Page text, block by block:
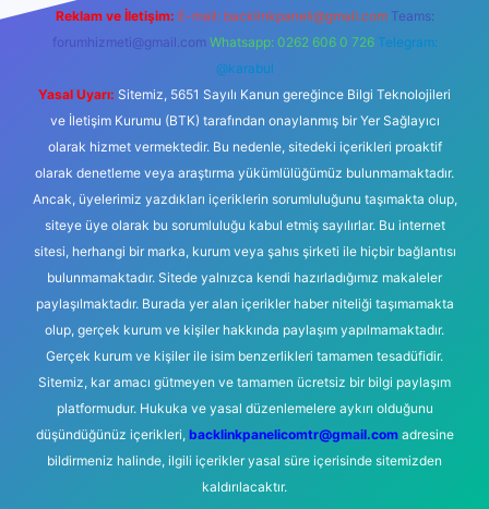
Reklam ve İletişim: E-mail: backlinkpaneli@gmail.com Teams:
forumhizmeti@gmail.com Whatsapp: 0262 606 0 726 Telegram:
@karabul
Yasal Uyarı: Sitemiz, 5651 Sayılı Kanun gereğince Bilgi Teknolojileri
ve İletişim Kurumu (BTK) tarafından onaylanmış bir Yer Sağlayıcı
olarak hizmet vermektedir. Bu nedenle, sitedeki içerikleri proaktif
olarak denetleme veya araştırma yükümlülüğümüz bulunmamaktadır.
Ancak, üyelerimiz yazdıkları içeriklerin sorumluluğunu taşımakta olup,
siteye üye olarak bu sorumluluğu kabul etmiş sayılırlar. Bu internet
sitesi, herhangi bir marka, kurum veya şahıs şirketi ile hiçbir bağlantısı
bulunmamaktadır. Sitede yalnızca kendi hazırladığımız makaleler
paylaşılmaktadır. Burada yer alan içerikler haber niteliği taşımamakta
olup, gerçek kurum ve kişiler hakkında paylaşım yapılmamaktadır.
Gerçek kurum ve kişiler ile isim benzerlikleri tamamen tesadüfidir.
Sitemiz, kar amacı gütmeyen ve tamamen ücretsiz bir bilgi paylaşım
platformudur. Hukuka ve yasal düzenlemelere aykırı olduğunu
düşündüğünüz içerikleri, backlinkpanelicomtr@gmail.comadresine
bildirmeniz halinde, ilgili içerikler yasal süre içerisinde sitemizden
kaldırılacaktır.